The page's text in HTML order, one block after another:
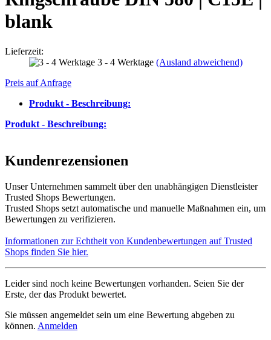
blank
Lieferzeit:
3 - 4 Werktage (Ausland abweichend)
Preis auf Anfrage
Produkt - Beschreibung:
Produkt - Beschreibung:
Kundenrezensionen
Unser Unternehmen sammelt über den unabhängigen Dienstleister
Trusted Shops Bewertungen.
Trusted Shops setzt automatische und manuelle Maßnahmen ein, um
Bewertungen zu verifizieren.
Informationen zur Echtheit von Kundenbewertungen auf Trusted
Shops finden Sie hier.
Leider sind noch keine Bewertungen vorhanden. Seien Sie der
Erste, der das Produkt bewertet.
Sie müssen angemeldet sein um eine Bewertung abgeben zu
können. Anmelden